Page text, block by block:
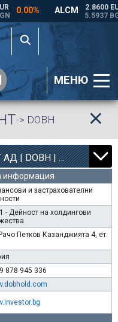
МЕНЮ
-> DOBH
ЕВРО ИНВЕСТ МЕНИДЖМЪНТ АД | DOBH |8 4363
0.00%
информация
и застрахователни
- Дейност на холдингови
Петков Казанджията 4, ет.
878 945 336